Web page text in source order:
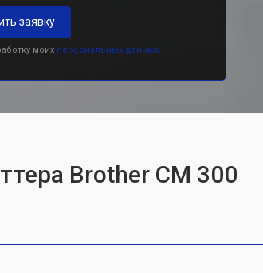
заявку
моих персональных данных.
Brother CM 300